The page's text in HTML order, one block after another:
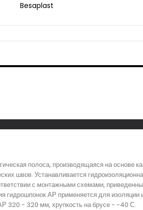
Besaplast
полоса, производящаяся на основе
швов. Устанавливается
с монтажными схемами,
гидрошпонок АР применяется для
320 - 320 мм, хрупкость на брусе - -40 С.